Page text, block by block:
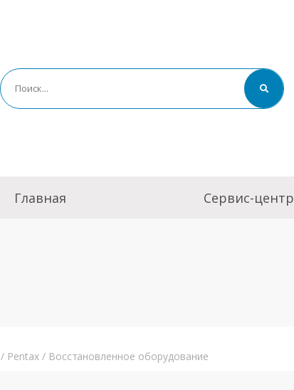
Главная Сервис-центр
/ Pentax/ Восстановленное оборудование